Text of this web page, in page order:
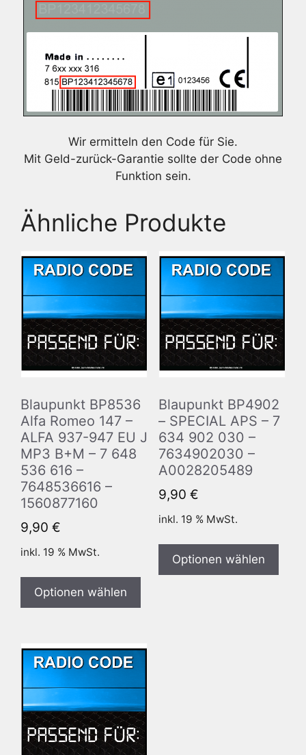
Wir ermitteln den Code für Sie.
Mit Geld-zurück-Garantie sollte der Code ohne
Funktion sein.
Ähnliche Produkte
Blaupunkt BP8536
Alfa Romeo 147 –
ALFA 937-947 EU J
MP3 B+M – 7 648
536 616 –
7648536616 –
1560877160
9,90 €
inkl. 19 % MwSt.
Optionen wählen
Blaupunkt BP4902
– SPECIAL APS – 7
634 902 030 –
7634902030 –
A0028205489
9,90 €
inkl. 19 % MwSt.
Optionen wählen